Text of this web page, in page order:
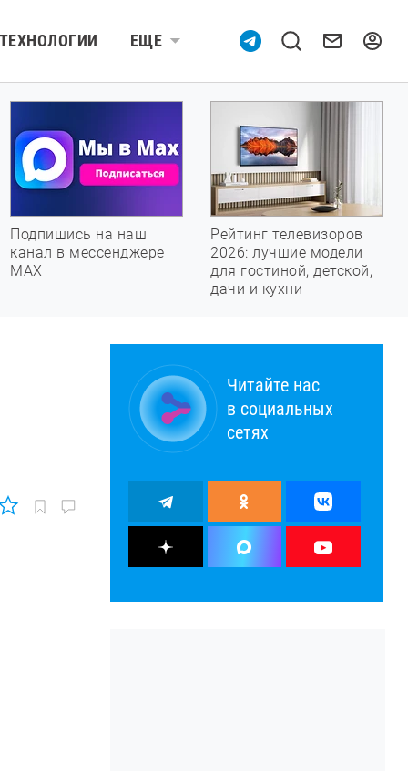
ТЕХНОЛОГИИ ЕЩЕ
Подпишись на наш
канал в мессенджере
МАХ
Рейтинг телевизоров
2026: лучшие модели
для гостиной, детской,
дачи и кухни
Читайте нас
в социальных
сетях